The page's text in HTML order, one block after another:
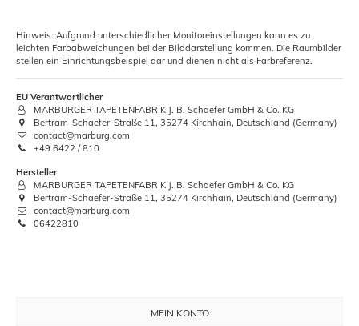
Hinweis: Aufgrund unterschiedlicher Monitoreinstellungen kann es zu
leichten Farbabweichungen bei der Bilddarstellung kommen. Die Raumbilder
stellen ein Einrichtungsbeispiel dar und dienen nicht als Farbreferenz.
EU Verantwortlicher
MARBURGER TAPETENFABRIK J. B. Schaefer GmbH & Co. KG
Bertram-Schaefer-Straße 11, 35274 Kirchhain, Deutschland (Germany)
contact@marburg.com
+49 6422 / 810
Hersteller
MARBURGER TAPETENFABRIK J. B. Schaefer GmbH & Co. KG
Bertram-Schaefer-Straße 11, 35274 Kirchhain, Deutschland (Germany)
contact@marburg.com
06422810
MEIN KONTO